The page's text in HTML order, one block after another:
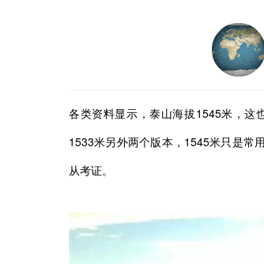
各类资料显示，泰山海拔1545米，这
1533米另外两个版本，1545米只是常
从考证。